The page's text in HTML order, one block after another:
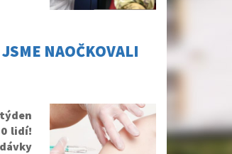
NAOČKOVALI
lidí!